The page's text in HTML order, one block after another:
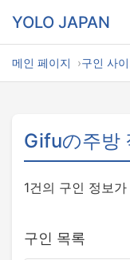
YOLO JAPAN
메인 페이지 구인 사
Gifuの주방
1건의 구인 정보
구인 목록